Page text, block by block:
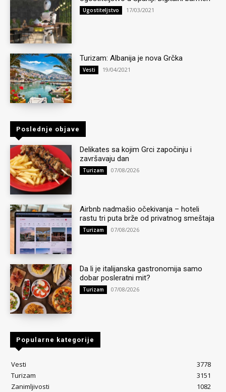
Ugostiteljstvo 17/03/2021
Turizam: Albanija je nova Grčka
Vesti 19/04/2021
Poslednje objave
Delikates sa kojim Grci započinju i
završavaju dan
Turizam 07/08/2026
Airbnb nadmašio očekivanja – hoteli
rastu tri puta brže od privatnog smeštaja
Turizam 07/08/2026
Da li je italijanska gastronomija samo
dobar posleratni mit?
Turizam 07/08/2026
Popularne kategorije
Vesti
3778
Turizam
3151
Zanimljivosti
1082